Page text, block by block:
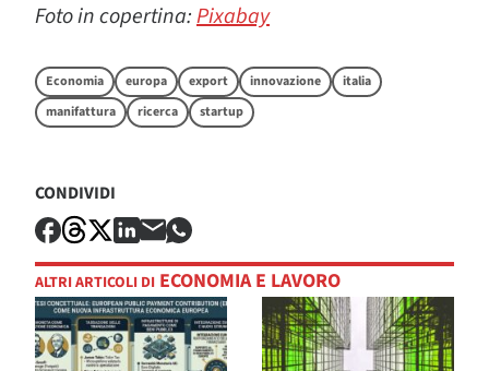
Foto in copertina:Pixabay
Economia europa export innovazione
italia
manifattura
ricerca startup
CONDIVIDI
ALTRI ARTICOLI DI ECONOMIA E LAVORO